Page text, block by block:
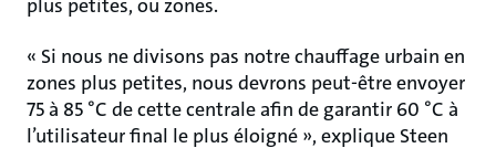
plus petites, ou zones.
« Si nous ne divisons pas notre chauffage urbain en
zones plus petites, nous devrons peut-être envoyer
75 à 85 °C de cette centrale afin de garantir 60 °C à
l’utilisateur final le plus éloigné », explique Steen